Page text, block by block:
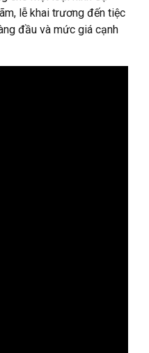
lễ khai trương đến tiệc
đầu và mức giá cạnh